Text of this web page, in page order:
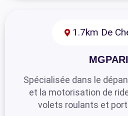
1.7km De
Spécialisée dans le
et la motorisation de
volets roulants et